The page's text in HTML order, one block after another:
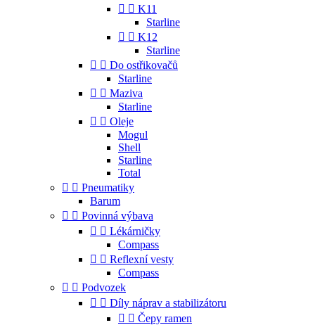
  K11
Starline
  K12
Starline
  Do ostřikovačů
Starline
  Maziva
Starline
  Oleje
Mogul
Shell
Starline
Total
  Pneumatiky
Barum
  Povinná výbava
  Lékárničky
Compass
  Reflexní vesty
Compass
  Podvozek
  Díly náprav a stabilizátoru
  Čepy ramen